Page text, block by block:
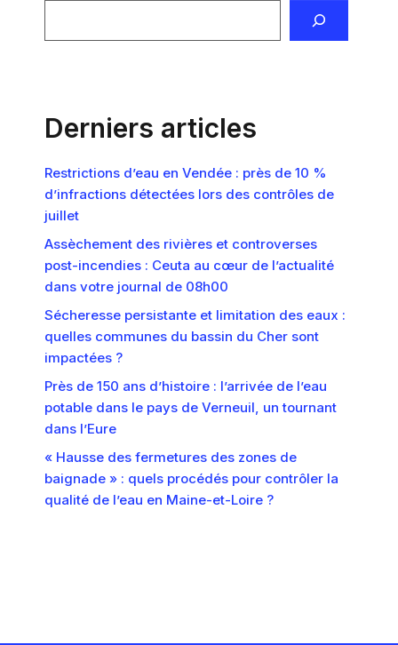
Derniers articles
Restrictions d’eau en Vendée : près de 10 %
d’infractions détectées lors des contrôles de
juillet
Assèchement des rivières et controverses
post-incendies : Ceuta au cœur de l’actualité
dans votre journal de 08h00
Sécheresse persistante et limitation des eaux :
quelles communes du bassin du Cher sont
impactées ?
Près de 150 ans d’histoire : l’arrivée de l’eau
potable dans le pays de Verneuil, un tournant
dans l’Eure
« Hausse des fermetures des zones de
baignade » : quels procédés pour contrôler la
qualité de l’eau en Maine-et-Loire ?